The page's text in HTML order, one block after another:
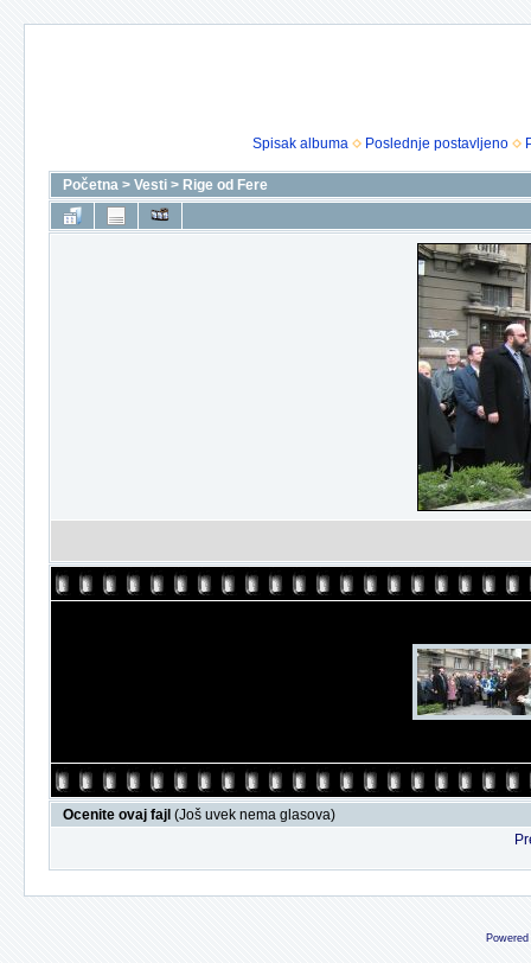
Spisak albuma Poslednje postavljeno
Početna > Vesti > Rige od Fere
Ocenite ovaj fajl (Još uvek nema glasova)